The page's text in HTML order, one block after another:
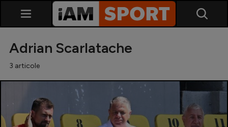
Adrian Scarlatache
3 articole